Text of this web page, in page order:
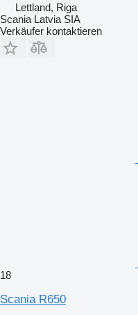
Lettland, Riga
Scania Latvia SIA
Verkäufer kontaktieren
18
Scania R650